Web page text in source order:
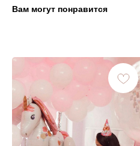
Вам могут понравится